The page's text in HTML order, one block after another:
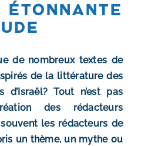
de nombreux textes de
de la littérature des
d’Israël? Tout n’est pas
des rédacteurs
les rédacteurs de
un thème, un mythe ou